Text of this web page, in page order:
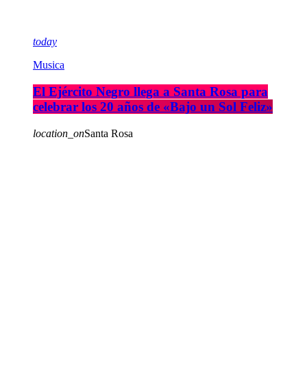
today
Musica
El Ejército Negro llega a Santa Rosa para
celebrar los 20 años de «Bajo un Sol Feliz»
location_onSanta Rosa